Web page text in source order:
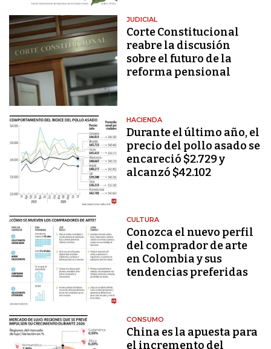
JUDICIAL
Corte Constitucional
reabre la discusión
sobre el futuro de la
reforma pensional
HACIENDA
Durante el último año, el
precio del pollo asado se
encareció $2.729 y
alcanzó $42.102
CULTURA
Conozca el nuevo perfil
del comprador de arte
en Colombia y sus
tendencias preferidas
CONSUMO
China es la apuesta para
el incremento del